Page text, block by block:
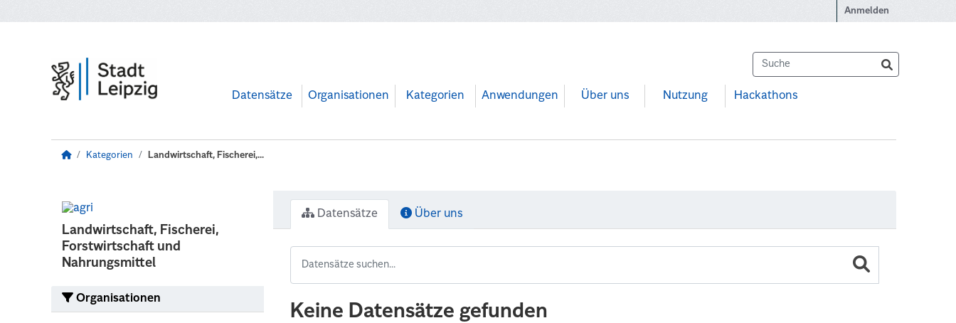
Anmelden
Datensätze Organisationen Kategorien Anwendungen Über uns Nutzung Hackathons
Kategorien Landwirtschaft, Fischerei,...
Landwirtschaft, Fischerei,
Forstwirtschaft und
Nahrungsmittel
Organisationen
Datensätze Über uns
Keine Datensätze gefunden